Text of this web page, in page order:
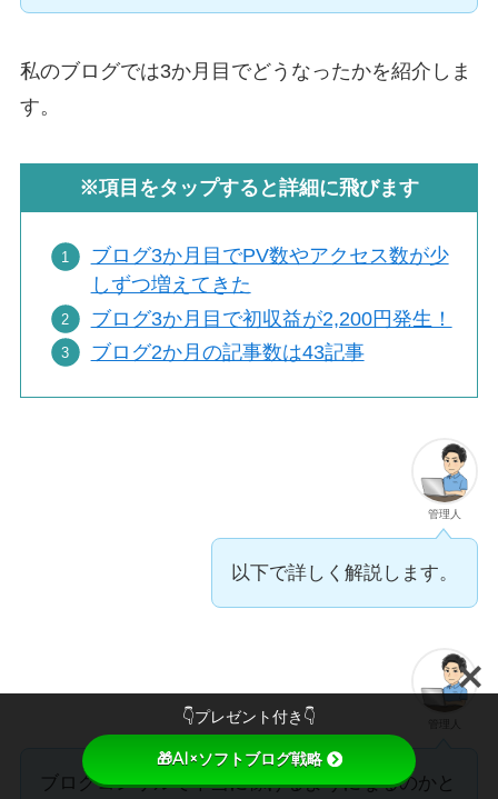
私のブログでは3か月目でどうなったかを紹介しま
す。
※項目をタップすると詳細に飛びます
ブログ3か月目でPV数やアクセス数が少
しずつ増えてきた
ブログ3か月目で初収益が2,200円発生！
ブログ2か月の記事数は43記事
管理人
以下で詳しく解説します。
ブログコンサルで本当に稼げるようになるのかと
👇プレゼント付き👇
🎁AI×ソフトブログ戦略